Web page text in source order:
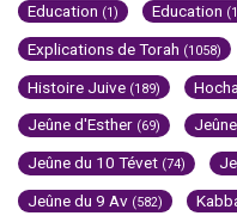
Education (1) Education
Explications de Torah (1058)
Histoire Juive (189)
Jeûne d'Esther (69)
Jeûne du 10 Tévet (74)
Jeûne du 9 Av (582)